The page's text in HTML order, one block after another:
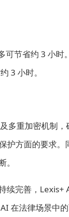
节省约 3 小时。
3 小时。
多重加密机制
方面的要求。
续完善，
在法律场景中的